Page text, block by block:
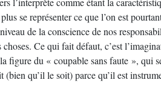
se représenter ce que l’on est
de la conscience de nos
Ce qui fait défaut, c’est
figure du « coupable sans faute », qui
(bien qu’il le soit) parce qu’il est